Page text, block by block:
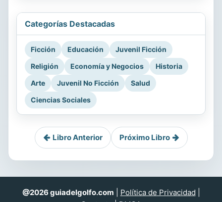
Categorías Destacadas
Ficción Educación
Juvenil Ficción
Religión
Economía y Negocios
Historia
Arte
Juvenil No Ficción
Salud
Ciencias Sociales
Libro Anterior Próximo Libro
@2026 guiadelgolfo.com Política de Privacidad